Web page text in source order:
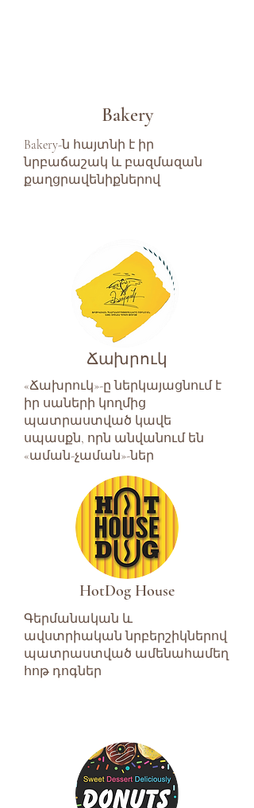
Bakery
Bakery-ն հայտնի է իր
նրբաճաշակ և բազմազան
քաղցրավենիքներով
Ճախրուկ
«Ճախրուկ»-ը ներկայացնում է
իր սաների կողմից
պատրաստված կավե
սպասքն, որն անվանում են
«աման-չաման»-ներ
HotDog House
Գերմանական և
ավստրիական նրբերշիկներով
պատրաստված ամենահամեղ
հոթ դոգներ